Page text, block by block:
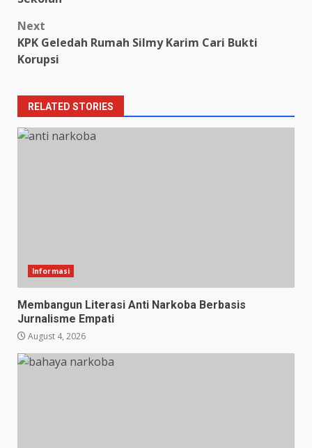
Next
KPK Geledah Rumah Silmy Karim Cari Bukti
Korupsi
RELATED STORIES
Informasi
Membangun Literasi Anti Narkoba Berbasis
Jurnalisme Empati
August 4, 2026